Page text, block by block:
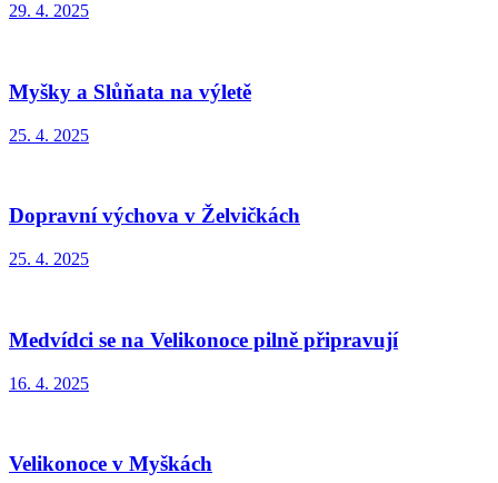
29. 4. 2025
Myšky a Slůňata na výletě
25. 4. 2025
Dopravní výchova v Želvičkách
25. 4. 2025
Medvídci se na Velikonoce pilně připravují
16. 4. 2025
Velikonoce v Myškách